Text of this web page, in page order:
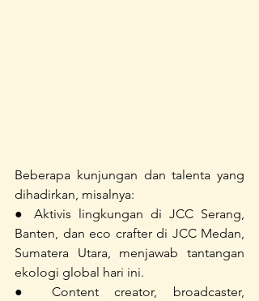
Beberapa kunjungan dan talenta yang
dihadirkan, misalnya:
● Aktivis lingkungan di JCC Serang,
Banten, dan eco crafter di JCC Medan,
Sumatera Utara, menjawab tantangan
ekologi global hari ini.
● Content creator, broadcaster,